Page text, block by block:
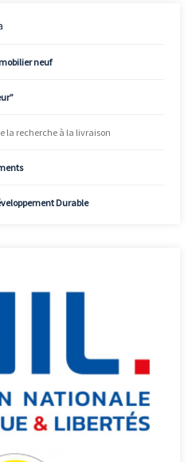
neuf
la recherche à la livraison
Durable